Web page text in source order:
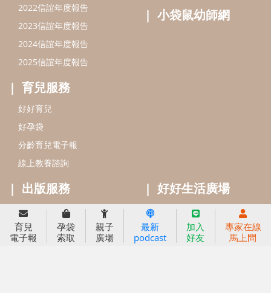
線上教養諮詢
出版服務
信誼基金出版社
閱讀推廣
Bookstart閱讀起步走
信誼幼兒文學獎
信誼兒童動畫獎
小袋鼠說故事劇團
service@hsin-yi.org.tw
信誼好好育兒
小太陽親子館
小太陽親子書房
(02)2396-5305轉2345 (週一～週五 9:00～18:00)
育兒
電子報
孕袋
索取
親子
廣場
最新
podcast
加入
好友
專家在線
馬上問